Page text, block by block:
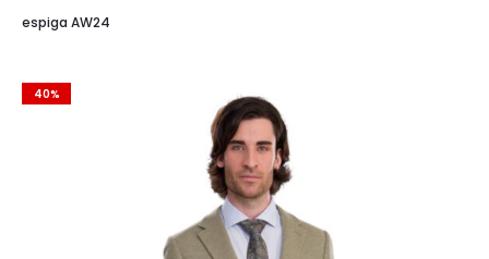
espiga AW24
40%